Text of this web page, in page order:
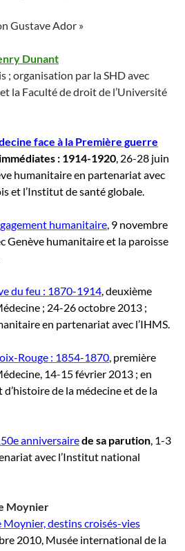
Gustave Ador »
Dunant
; organisation par la SHD avec
la Faculté de droit de l’Université
face à la Première guerre
: 1914-1920, 26-28 juin
humanitaire en partenariat avec
et l’Institut de santé globale.
humanitaire, 9 novembre
Genève humanitaire et la paroisse
du feu : 1870-1914, deuxième
; 24-26 octobre 2013 ;
en partenariat avec l’IHMS.
Rouge : 1854-1870, première
14-15 février 2013 ; en
de la médecine et de la
anniversairede sa parution, 1-3
avec l’Institut national
Moynier
destins croisés-vies
2010, Musée international de la